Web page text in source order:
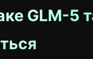
GLM-5